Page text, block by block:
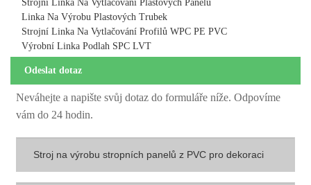
Strojní Linka Na Vytlačování Plastových Panelů
Linka Na Výrobu Plastových Trubek
Strojní Linka Na Vytlačování Profilů WPC PE PVC
Výrobní Linka Podlah SPC LVT
Odeslat dotaz
Neváhejte a napište svůj dotaz do formuláře níže. Odpovíme
vám do 24 hodin.